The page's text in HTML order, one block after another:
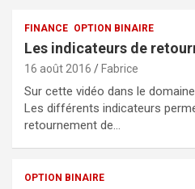
FINANCE OPTION BINAIRE
Les indicateurs de
16 août 2016 Fabrice
Sur cette vidéo dans le
Les différents indicateurs
retournement de…
OPTION BINAIRE